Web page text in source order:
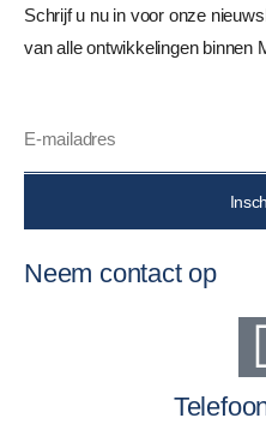
Schrijf u nu in voor onze
van alle ontwikkelingen binnen
Neem contact op